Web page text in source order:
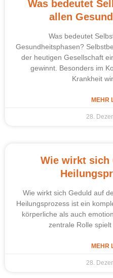
Was bedeutet
allen
Was bedeutet
Gesundheitsphasen?
der heutigen Gesellschaft
gewinnt. Besonders im
Krankheit
MEHR
28.
Wie wirkt sich
Wie wirkt sich Geduld auf
Heilungsprozess ist ein
körperliche als auch
zentrale Rolle
MEHR
28.